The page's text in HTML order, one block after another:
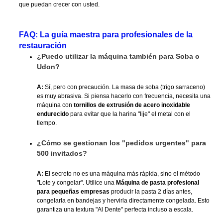
que puedan crecer con usted.
FAQ: La guía maestra para profesionales de la
restauración
¿Puedo utilizar la máquina también para Soba o
Udon?
A: Sí, pero con precaución. La masa de soba (trigo sarraceno)
es muy abrasiva. Si piensa hacerlo con frecuencia, necesita una
máquina con tornillos de extrusión de acero inoxidable
endurecidopara evitar que la harina "lije" el metal con el
tiempo.
¿Cómo se gestionan los "pedidos urgentes" para
500 invitados?
A: El secreto no es una máquina más rápida, sino el método
"Lote y congelar". Utilice una Máquina de pasta profesional
para pequeñas empresas producir la pasta 2 días antes,
congelarla en bandejas y hervirla directamente congelada. Esto
garantiza una textura "Al Dente" perfecta incluso a escala.